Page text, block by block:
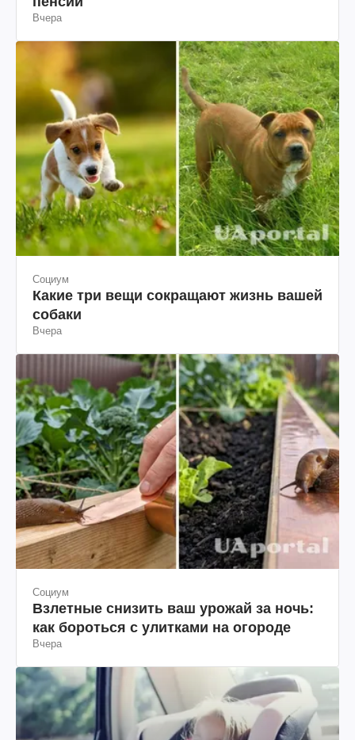
Вчера
Социум
Какие три вещи сокращают жизнь вашей
собаки
Вчера
Социум
Взлетные снизить ваш урожай за ночь:
как бороться с улитками на огороде
Вчера